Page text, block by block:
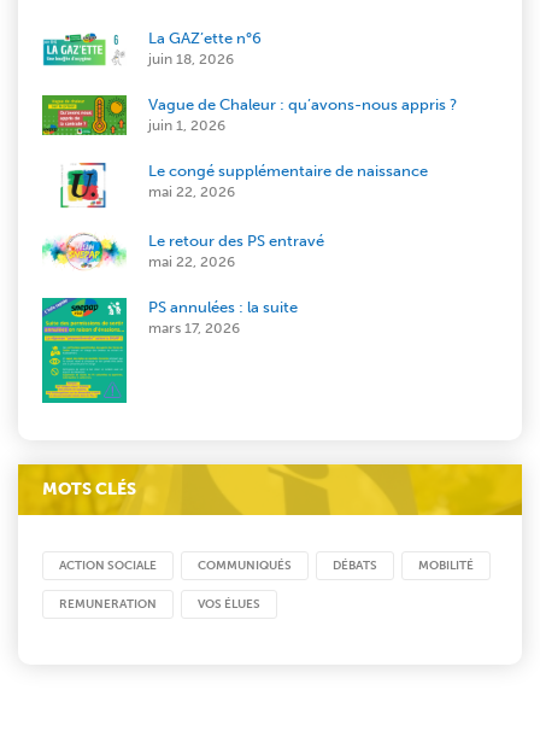
La GAZ’ette n°6
juin 18, 2026
Vague de Chaleur : qu’avons-nous appris ?
juin 1, 2026
Le congé supplémentaire de naissance
mai 22, 2026
Le retour des PS entravé
mai 22, 2026
PS annulées : la suite
mars 17, 2026
MOTS CLÉS
ACTION SOCIALE COMMUNIQUÉS DÉBATS MOBILITÉ
REMUNERATION VOS ÉLUES